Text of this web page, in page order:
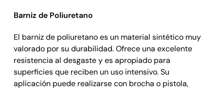
Barniz de Poliuretano
El barniz de poliuretano es un material sintético muy
valorado por su durabilidad. Ofrece una excelente
resistencia al desgaste y es apropiado para
superficies que reciben un uso intensivo. Su
aplicación puede realizarse con brocha o pistola,